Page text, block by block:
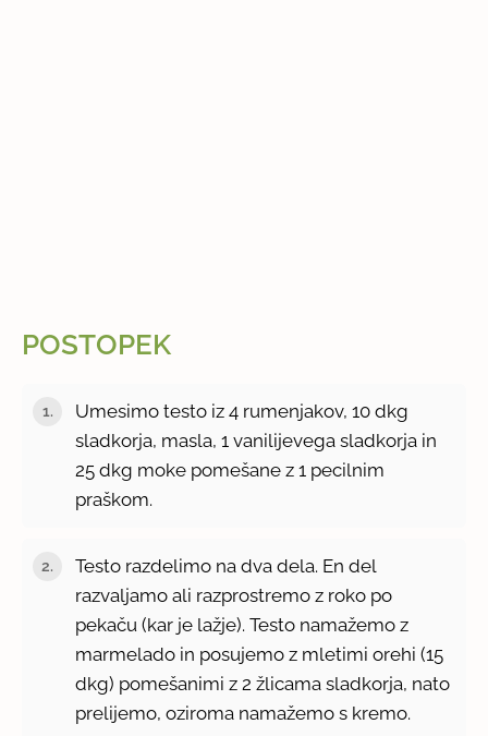
POSTOPEK
Umesimo testo iz 4 rumenjakov, 10 dkg
sladkorja, masla, 1 vanilijevega sladkorja in
25 dkg moke pomešane z 1 pecilnim
praškom.
Testo razdelimo na dva dela. En del
razvaljamo ali razprostremo z roko po
pekaču (kar je lažje). Testo namažemo z
marmelado in posujemo z mletimi orehi (15
dkg) pomešanimi z 2 žlicama sladkorja, nato
prelijemo, oziroma namažemo s kremo.